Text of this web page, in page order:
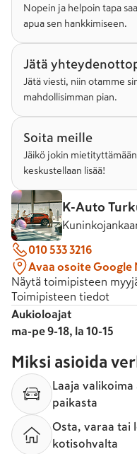
Nopein ja helpoin tapa
apua sen hankkimiseen.
Jätä
Jätä viesti, niin otamme
mahdollisimman pian.
Soita meille
Jäikö jokin
keskustellaan lisää!
K-Auto
010 533 3216
Avaa osoite Google
Näytä toimipisteen
Toimipisteen tiedot
Aukioloajat
ma-pe 9-18, la 10-15
Miksi asioida
Laaja
paikasta
Osta, varaa tai
kotisohvalta